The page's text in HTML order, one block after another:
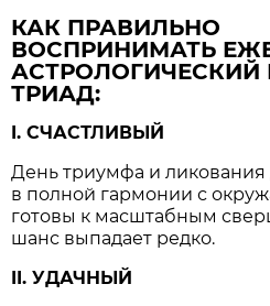
КАК ПРАВИЛЬНО
ВОСПРИНИМАТЬ
ТРИАД:
I. СЧАСТЛИВЫЙ
День триумфа и
в полной гармонии с
готовы к масштабным
шанс выпадает редко.
II. УДАЧНЫЙ